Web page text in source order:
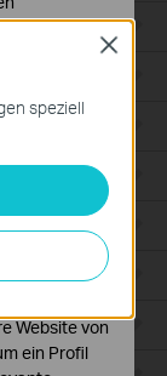
speziell
Close
nicht
Aktivitäten
und
Website von
ein Profil